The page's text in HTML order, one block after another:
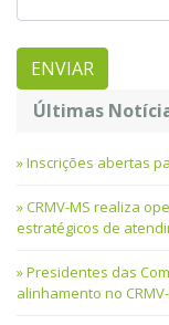
Últimas
Inscrições abertas
CRMV-MS realiza
estratégicos de
Presidentes das
alinhamento no